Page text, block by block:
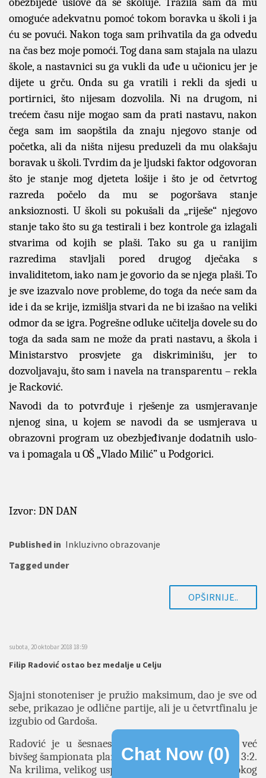
omoguće adekvatnu pomoć tokom boravka u školi i ja
ću se povući. Nakon toga sam prihvatila da ga odvedu
na čas bez moje pomoći. Tog dana sam stajala na ulazu
škole, a nastavnici su ga vukli da uđe u učionicu jer je
dijete u grču. Onda su ga vratili i rekli da sjedi u
portirnici, što nijesam dozvolila. Ni na drugom, ni
trećem času nije mogao sam da prati nastavu, nakon
čega sam im saopštila da znaju njegovo stanje od
početka, ali da ništa nijesu preduzeli da mu olakšaju
boravak u školi. Tvrdim da je ljudski faktor odgovoran
što je stanje mog djeteta lošije i što je od četvrtog
razreda počelo da mu se pogoršava stanje
anksioznosti. U školi su pokušali da „riješe“ njegovo
stanje tako što su ga testirali i bez kontrole ga izlagali
stvarima od kojih se plaši. Tako su ga u ranijim
razredima stavljali pored drugog dječaka s
invaliditetom, iako nam je govorio da se njega plaši. To
je sve izazvalo nove probleme, do toga da neće sam da
ide i da se krije, izmišlja stvari da ne bi izašao na veliki
odmor da se igra. Pogrešne odluke učitelja dovele su do
toga da sada sam ne može da prati nastavu, a škola i
Ministarstvo prosvjete ga diskriminišu, jer to
dozvoljavaju, što sam i navela na transparentu – rekla
je Racković.
Navodi da to potvrđuje i rje­še­nje za usmje­ra­va­nje
njenog sina, u ko­jem se na­vo­di da se usmje­ra­va u
obra­zov­ni pro­gram uz obez­bje­đi­va­nje do­dat­nih uslo­
va i po­ma­ga­la u OŠ „Vla­do Mi­lić” u Pod­go­ri­ci.
Izvor: DN DAN
Published in Inkluzivno obrazovanje
Tagged under
OPŠIRNIJE..
subota, 20 oktobar 2018 18:59
Filip Radović ostao bez medalje u Celju
Sjajni stonoteniser je pružio maksimum, dao je sve od
sebe, prikazao je odlične partije, ali je u četvrtfinalu je
izgubio od Gardoša.
Radović je u šesnaestini finala pobijedio sada već
bivšeg šampionata planete, Čeha Ivana Karabeca s 3:2.
Na krilima, velikog uspjeha, iako umoran od žestokog
Chat Now (0)